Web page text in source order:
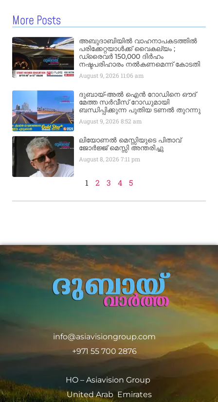
More Posts
അബുദാബിയിൽ വാഹനാപകടത്തിൽ
പരിക്കേറ്റയാൾക്ക് വൈകല്യം ;
ഡ്രൈവർ 150,000 ദിർഹം
നഷ്ടപരിഹാരം നൽകണമെന്ന് കോടതി
August 9, 2026 11:06 am
ദുബായ്-അൽ ഐൻ റോഡിനെ ഔദ്
മേത്ത സർവീസ് റോഡുമായി
ബന്ധിപ്പിക്കുന്ന പുതിയ ടണൽ തുറന്നു
August 9, 20268:52 am
ലിയോണൽ മെസ്സിയുടെ പിതാവ്
ജോർജ്ജ് മെസ്സി അന്തരിച്ചു
August 8, 20267:11 pm
1 2 3 4 5
info@asiavisiongroup.com
+971 55 700 2876
HO – Asiavision Group
United Arab Emirates